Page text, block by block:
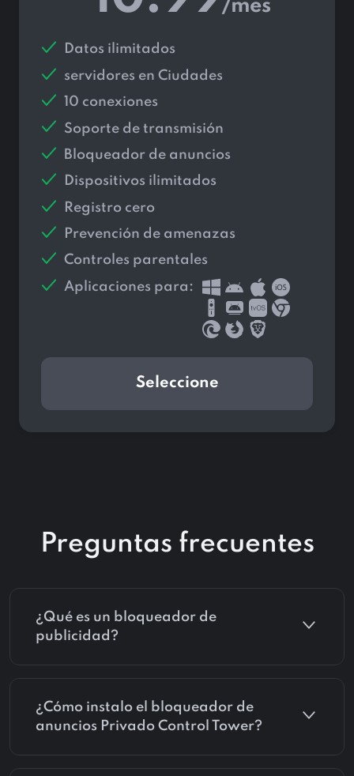
/mes
Datos ilimitados
servidores en Ciudades
10 conexiones
Soporte de transmisión
Bloqueador de anuncios
Dispositivos ilimitados
Registro cero
Prevención de amenazas
Controles parentales
Aplicaciones para:
Seleccione
Preguntas frecuentes
¿Qué es un bloqueador de
publicidad?
¿Cómo instalo el bloqueador de
anuncios Privado Control Tower?